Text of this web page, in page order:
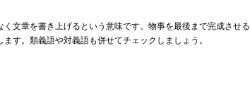
く文章を書き上げるという意味です。物事を最後まで完成させ
す。類義語や対義語も併せてチェックしましょう。